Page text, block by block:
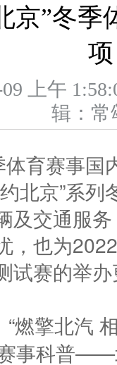
京”冬
项
09 上午
辑：
体育赛事
北京”系
及交通服
，也为
试赛的举